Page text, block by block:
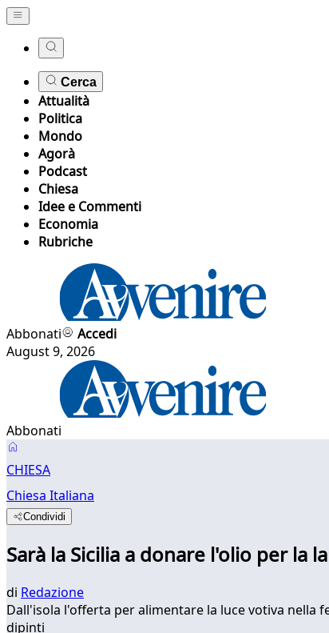
Cerca
Attualità
Politica
Mondo
Agorà
Podcast
Chiesa
Idee e Commenti
Economia
Rubriche
Abbonati
Accedi
August 9, 2026
Abbonati
CHIESA
Chiesa Italiana
Condividi
Sarà la Sicilia a donare l'olio per la
di Redazione
Dall'isola l'offerta per alimentare la luce votiva nella
dipinti